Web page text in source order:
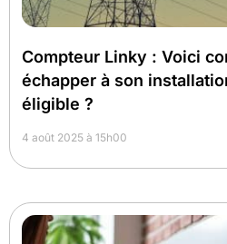
Compteur Linky : Voici
échapper à son
éligible ?
4 août 2025 à 15h00